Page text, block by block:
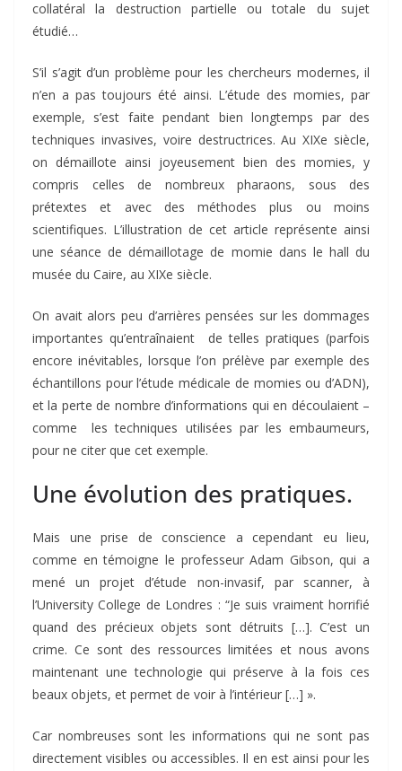
collatéral la destruction partielle ou totale du sujet
étudié…
S’il s’agit d’un problème pour les chercheurs modernes, il
n’en a pas toujours été ainsi. L’étude des momies, par
exemple, s’est faite pendant bien longtemps par des
techniques invasives, voire destructrices. Au XIXe siècle,
on démaillote ainsi joyeusement bien des momies, y
compris celles de nombreux pharaons, sous des
prétextes et avec des méthodes plus ou moins
scientifiques. L’illustration de cet article représente ainsi
une séance de démaillotage de momie dans le hall du
musée du Caire, au XIXe siècle.
On avait alors peu d’arrières pensées sur les dommages
importantes qu’entraînaient de telles pratiques (parfois
encore inévitables, lorsque l’on prélève par exemple des
échantillons pour l’étude médicale de momies ou d’ADN),
et la perte de nombre d’informations qui en découlaient –
comme les techniques utilisées par les embaumeurs,
pour ne citer que cet exemple.
Une évolution des pratiques.
Mais une prise de conscience a cependant eu lieu,
comme en témoigne le professeur Adam Gibson, qui a
mené un projet d’étude non-invasif, par scanner, à
l’University College de Londres : “Je suis vraiment horrifié
quand des précieux objets sont détruits […]. C’est un
crime. Ce sont des ressources limitées et nous avons
maintenant une technologie qui préserve à la fois ces
beaux objets, et permet de voir à l’intérieur […] ».
Car nombreuses sont les informations qui ne sont pas
directement visibles ou accessibles. Il en est ainsi pour les